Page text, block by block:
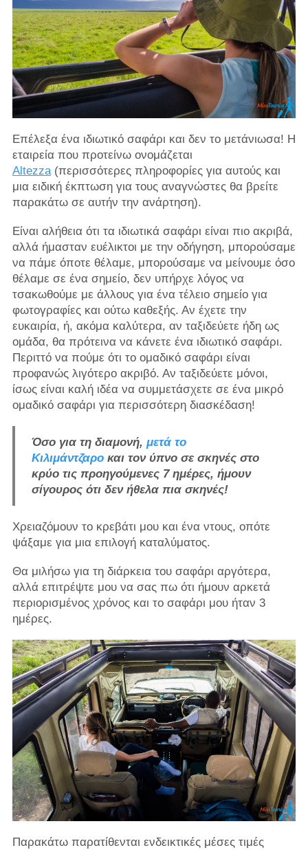
Επέλεξα ένα ιδιωτικό σαφάρι και δεν το μετάνιωσα! Η
εταιρεία που προτείνω ονομάζεται
Altezza(περισσότερες πληροφορίες για αυτούς και
μια ειδική έκπτωση για τους αναγνώστες θα βρείτε
παρακάτω σε αυτήν την ανάρτηση).
Είναι αλήθεια ότι τα ιδιωτικά σαφάρι είναι πιο ακριβά,
αλλά ήμασταν ευέλικτοι με την οδήγηση, μπορούσαμε
να πάμε όποτε θέλαμε, μπορούσαμε να μείνουμε όσο
θέλαμε σε ένα σημείο, δεν υπήρχε λόγος να
τσακωθούμε με άλλους για ένα τέλειο σημείο για
φωτογραφίες και ούτω καθεξής. Αν έχετε την
ευκαιρία, ή, ακόμα καλύτερα, αν ταξιδεύετε ήδη ως
ομάδα, θα πρότεινα να κάνετε ένα ιδιωτικό σαφάρι.
Περιττό να πούμε ότι το ομαδικό σαφάρι είναι
προφανώς λιγότερο ακριβό. Αν ταξιδεύετε μόνοι,
ίσως είναι καλή ιδέα να συμμετάσχετε σε ένα μικρό
ομαδικό σαφάρι για περισσότερη διασκέδαση!
Όσο για τη διαμονή, μετά το
Κιλιμάντζαροκαι τον ύπνο σε σκηνές στο
κρύο τις προηγούμενες 7 ημέρες, ήμουν
σίγουρος ότι δεν ήθελα πια σκηνές!
Χρειαζόμουν το κρεβάτι μου και ένα ντους, οπότε
ψάξαμε για μια επιλογή καταλύματος.
Θα μιλήσω για τη διάρκεια του σαφάρι αργότερα,
αλλά επιτρέψτε μου να σας πω ότι ήμουν αρκετά
περιορισμένος χρόνος και το σαφάρι μου ήταν 3
ημέρες.
Παρακάτω παρατίθενται ενδεικτικές μέσες τιμές